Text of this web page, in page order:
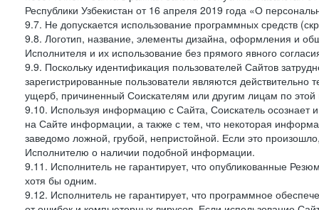
Республики Узбекистан от 16 апреля 2019 года «О
9.7. Не допускается использование программных средств
9.8. Логотип, название, элементы дизайна, оформления и
Исполнителя и их использование без прямого явного
9.9. Поскольку идентификация пользователей Сайтов
зарегистрированные пользователи являются
ущерб, причиненный Соискателям или другим лицам по этой
9.10. Используя информацию с Сайта, Соискатель осознает
на Сайте информации, а также с тем, что некоторая
заведомо ложной, грубой, непристойной. Если это
Исполнителю о наличии подобной информации.
9.11. Исполнитель не гарантирует, что опубликованные
хотя бы одним.
9.12. Исполнитель не гарантирует, что программное